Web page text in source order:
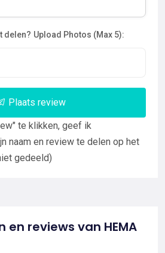
delen? Upload Photos (Max 5):
Plaats review
te klikken, geef ik
naam en review te delen op het
gedeeld)
en reviews van HEMA